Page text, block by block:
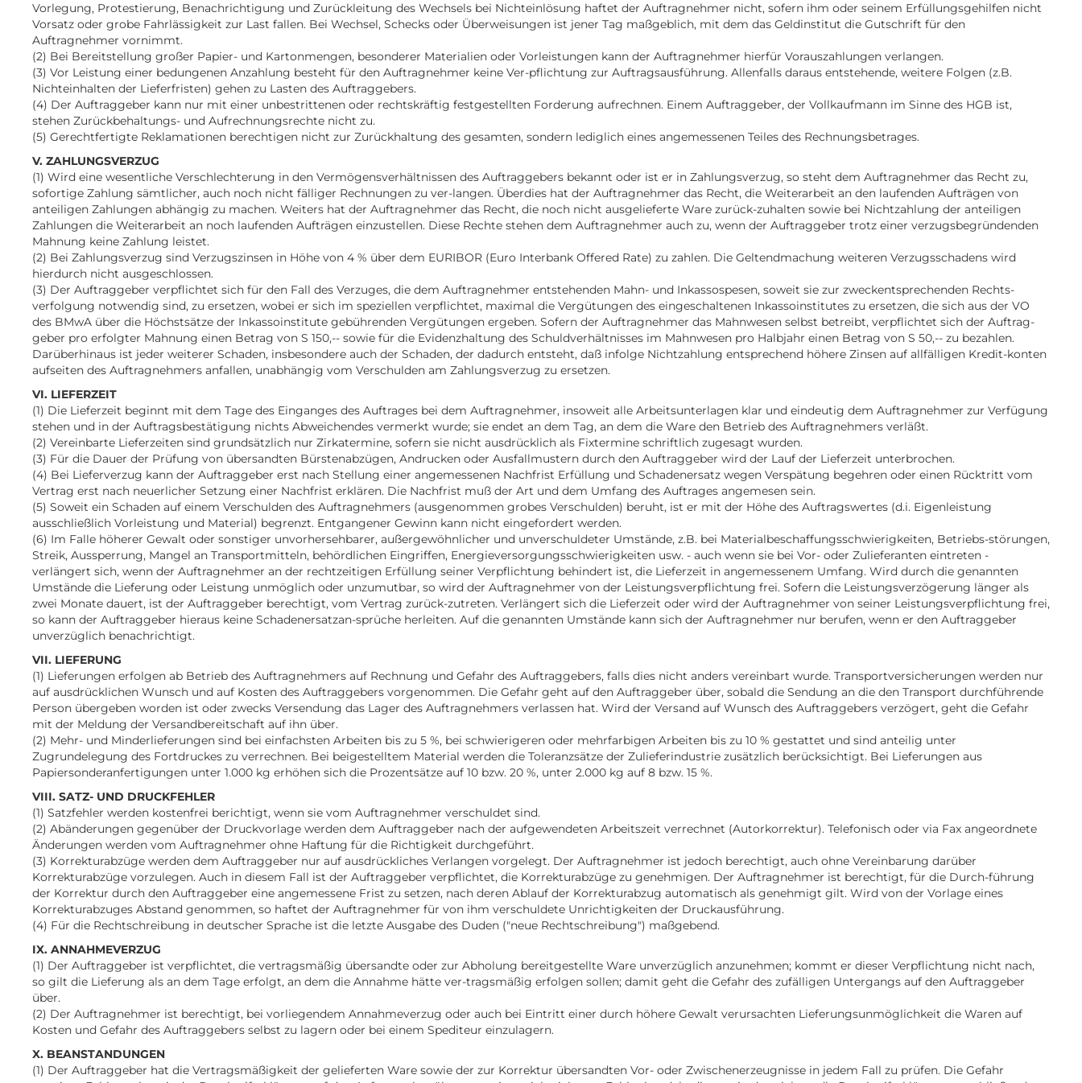
Vorlegung, Protestierung, Benachrichtigung und Zurückleitung des Wechsels bei Nichteinlösung haftet der Auftragnehmer nicht, sofern ihm oder seinem Erfüllungsgehilfen nicht
Vorsatz oder grobe Fahrlässigkeit zur Last fallen. Bei Wechsel, Schecks oder Überweisungen ist jener Tag maßgeblich, mit dem das Geldinstitut die Gutschrift für den
Auftragnehmer vornimmt.
(2) Bei Bereitstellung großer Papier- und Kartonmengen, besonderer Materialien oder Vorleistungen kann der Auftragnehmer hierfür Vorauszahlungen verlangen.
(3) Vor Leistung einer bedungenen Anzahlung besteht für den Auftragnehmer keine Ver-pflichtung zur Auftragsausführung. Allenfalls daraus entstehende, weitere Folgen (z.B.
Nichteinhalten der Lieferfristen) gehen zu Lasten des Auftraggebers.
(4) Der Auftraggeber kann nur mit einer unbestrittenen oder rechtskräftig festgestellten Forderung aufrechnen. Einem Auftraggeber, der Vollkaufmann im Sinne des HGB ist,
stehen Zurückbehaltungs- und Aufrechnungsrechte nicht zu.
(5) Gerechtfertigte Reklamationen berechtigen nicht zur Zurückhaltung des gesamten, sondern lediglich eines angemessenen Teiles des Rechnungsbetrages.
V. ZAHLUNGSVERZUG
(1) Wird eine wesentliche Verschlechterung in den Vermögensverhältnissen des Auftraggebers bekannt oder ist er in Zahlungsverzug, so steht dem Auftragnehmer das Recht zu,
sofortige Zahlung sämtlicher, auch noch nicht fälliger Rechnungen zu ver-langen. Überdies hat der Auftragnehmer das Recht, die Weiterarbeit an den laufenden Aufträgen von
anteiligen Zahlungen abhängig zu machen. Weiters hat der Auftragnehmer das Recht, die noch nicht ausgelieferte Ware zurück-zuhalten sowie bei Nichtzahlung der anteiligen
Zahlungen die Weiterarbeit an noch laufenden Aufträgen einzustellen. Diese Rechte stehen dem Auftragnehmer auch zu, wenn der Auftraggeber trotz einer verzugsbegründenden
Mahnung keine Zahlung leistet.
(2) Bei Zahlungsverzug sind Verzugszinsen in Höhe von 4 % über dem EURIBOR (Euro Interbank Offered Rate) zu zahlen. Die Geltendmachung weiteren Verzugsschadens wird
hierdurch nicht ausgeschlossen.
(3) Der Auftraggeber verpflichtet sich für den Fall des Verzuges, die dem Auftragnehmer entstehenden Mahn- und Inkassospesen, soweit sie zur zweckentsprechenden Rechts-
verfolgung notwendig sind, zu ersetzen, wobei er sich im speziellen verpflichtet, maximal die Vergütungen des eingeschaltenen Inkassoinstitutes zu ersetzen, die sich aus der VO
des BMwA über die Höchstsätze der Inkassoinstitute gebührenden Vergütungen ergeben. Sofern der Auftragnehmer das Mahnwesen selbst betreibt, verpflichtet sich der Auftrag-
geber pro erfolgter Mahnung einen Betrag von S 150,-- sowie für die Evidenzhaltung des Schuldverhältnisses im Mahnwesen pro Halbjahr einen Betrag von S 50,-- zu bezahlen.
Darüberhinaus ist jeder weiterer Schaden, insbesondere auch der Schaden, der dadurch entsteht, daß infolge Nichtzahlung entsprechend höhere Zinsen auf allfälligen Kredit-konten
aufseiten des Auftragnehmers anfallen, unabhängig vom Verschulden am Zahlungsverzug zu ersetzen.
VI. LIEFERZEIT
(1) Die Lieferzeit beginnt mit dem Tage des Einganges des Auftrages bei dem Auftragnehmer, insoweit alle Arbeitsunterlagen klar und eindeutig dem Auftragnehmer zur Verfügung
stehen und in der Auftragsbestätigung nichts Abweichendes vermerkt wurde; sie endet an dem Tag, an dem die Ware den Betrieb des Auftragnehmers verläßt.
(2) Vereinbarte Lieferzeiten sind grundsätzlich nur Zirkatermine, sofern sie nicht ausdrücklich als Fixtermine schriftlich zugesagt wurden.
(3) Für die Dauer der Prüfung von übersandten Bürstenabzügen, Andrucken oder Ausfallmustern durch den Auftraggeber wird der Lauf der Lieferzeit unterbrochen.
(4) Bei Lieferverzug kann der Auftraggeber erst nach Stellung einer angemessenen Nachfrist Erfüllung und Schadenersatz wegen Verspätung begehren oder einen Rücktritt vom
Vertrag erst nach neuerlicher Setzung einer Nachfrist erklären. Die Nachfrist muß der Art und dem Umfang des Auftrages angemesen sein.
(5) Soweit ein Schaden auf einem Verschulden des Auftragnehmers (ausgenommen grobes Verschulden) beruht, ist er mit der Höhe des Auftragswertes (d.i. Eigenleistung
ausschließlich Vorleistung und Material) begrenzt. Entgangener Gewinn kann nicht eingefordert werden.
(6) Im Falle höherer Gewalt oder sonstiger unvorhersehbarer, außergewöhnlicher und unverschuldeter Umstände, z.B. bei Materialbeschaffungsschwierigkeiten, Betriebs-störungen,
Streik, Aussperrung, Mangel an Transportmitteln, behördlichen Eingriffen, Energieversorgungsschwierigkeiten usw. - auch wenn sie bei Vor- oder Zulieferanten eintreten -
verlängert sich, wenn der Auftragnehmer an der rechtzeitigen Erfüllung seiner Verpflichtung behindert ist, die Lieferzeit in angemessenem Umfang. Wird durch die genannten
Umstände die Lieferung oder Leistung unmöglich oder unzumutbar, so wird der Auftragnehmer von der Leistungsverpflichtung frei. Sofern die Leistungsverzögerung länger als
zwei Monate dauert, ist der Auftraggeber berechtigt, vom Vertrag zurück-zutreten. Verlängert sich die Lieferzeit oder wird der Auftragnehmer von seiner Leistungsverpflichtung frei,
so kann der Auftraggeber hieraus keine Schadenersatzan-sprüche herleiten. Auf die genannten Umstände kann sich der Auftragnehmer nur berufen, wenn er den Auftraggeber
unverzüglich benachrichtigt.
VII. LIEFERUNG
(1) Lieferungen erfolgen ab Betrieb des Auftragnehmers auf Rechnung und Gefahr des Auftraggebers, falls dies nicht anders vereinbart wurde. Transportversicherungen werden nur
auf ausdrücklichen Wunsch und auf Kosten des Auftraggebers vorgenommen. Die Gefahr geht auf den Auftraggeber über, sobald die Sendung an die den Transport durchführende
Person übergeben worden ist oder zwecks Versendung das Lager des Auftragnehmers verlassen hat. Wird der Versand auf Wunsch des Auftraggebers verzögert, geht die Gefahr
mit der Meldung der Versandbereitschaft auf ihn über.
(2) Mehr- und Minderlieferungen sind bei einfachsten Arbeiten bis zu 5 %, bei schwierigeren oder mehrfarbigen Arbeiten bis zu 10 % gestattet und sind anteilig unter
Zugrundelegung des Fortdruckes zu verrechnen. Bei beigestelltem Material werden die Toleranzsätze der Zulieferindustrie zusätzlich berücksichtigt. Bei Lieferungen aus
Papiersonderanfertigungen unter 1.000 kg erhöhen sich die Prozentsätze auf 10 bzw. 20 %, unter 2.000 kg auf 8 bzw. 15 %.
VIII. SATZ- UND DRUCKFEHLER
(1) Satzfehler werden kostenfrei berichtigt, wenn sie vom Auftragnehmer verschuldet sind.
(2) Abänderungen gegenüber der Druckvorlage werden dem Auftraggeber nach der aufgewendeten Arbeitszeit verrechnet (Autorkorrektur). Telefonisch oder via Fax angeordnete
Änderungen werden vom Auftragnehmer ohne Haftung für die Richtigkeit durchgeführt.
(3) Korrekturabzüge werden dem Auftraggeber nur auf ausdrückliches Verlangen vorgelegt. Der Auftragnehmer ist jedoch berechtigt, auch ohne Vereinbarung darüber
Korrekturabzüge vorzulegen. Auch in diesem Fall ist der Auftraggeber verpflichtet, die Korrekturabzüge zu genehmigen. Der Auftragnehmer ist berechtigt, für die Durch-führung
der Korrektur durch den Auftraggeber eine angemessene Frist zu setzen, nach deren Ablauf der Korrekturabzug automatisch als genehmigt gilt. Wird von der Vorlage eines
Korrekturabzuges Abstand genommen, so haftet der Auftragnehmer für von ihm verschuldete Unrichtigkeiten der Druckausführung.
(4) Für die Rechtschreibung in deutscher Sprache ist die letzte Ausgabe des Duden ("neue Rechtschreibung") maßgebend.
IX. ANNAHMEVERZUG
(1) Der Auftraggeber ist verpflichtet, die vertragsmäßig übersandte oder zur Abholung bereitgestellte Ware unverzüglich anzunehmen; kommt er dieser Verpflichtung nicht nach,
so gilt die Lieferung als an dem Tage erfolgt, an dem die Annahme hätte ver-tragsmäßig erfolgen sollen; damit geht die Gefahr des zufälligen Untergangs auf den Auftraggeber
über.
(2) Der Auftragnehmer ist berechtigt, bei vorliegendem Annahmeverzug oder auch bei Eintritt einer durch höhere Gewalt verursachten Lieferungsunmöglichkeit die Waren auf
Kosten und Gefahr des Auftraggebers selbst zu lagern oder bei einem Spediteur einzulagern.
X. BEANSTANDUNGEN
(1) Der Auftraggeber hat die Vertragsmäßigkeit der gelieferten Ware sowie der zur Korrektur übersandten Vor- oder Zwischenerzeugnisse in jedem Fall zu prüfen. Die Gefahr